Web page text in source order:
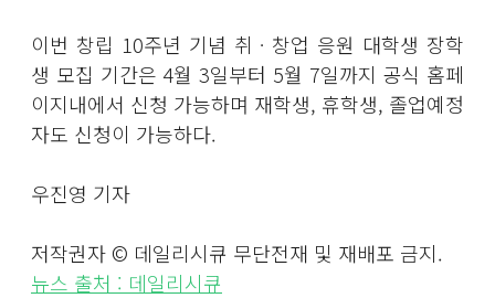
이번 창립 10주년 기념 취ㆍ창업 응원 대학생 장학
생 모집 기간은 4월 3일부터 5월 7일까지 공식 홈페
이지내에서 신청 가능하며 재학생, 휴학생, 졸업예정
자도 신청이 가능하다.
우진영 기자
저작권자 © 데일리시큐 무단전재 및 재배포 금지.
뉴스 출처 : 데일리시큐